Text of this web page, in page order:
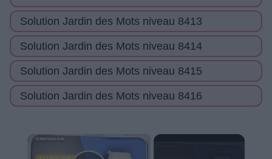
Solution Jardin des Mots niveau 8413
Solution Jardin des Mots niveau 8414
Solution Jardin des Mots niveau 8415
Solution Jardin des Mots niveau 8416
×